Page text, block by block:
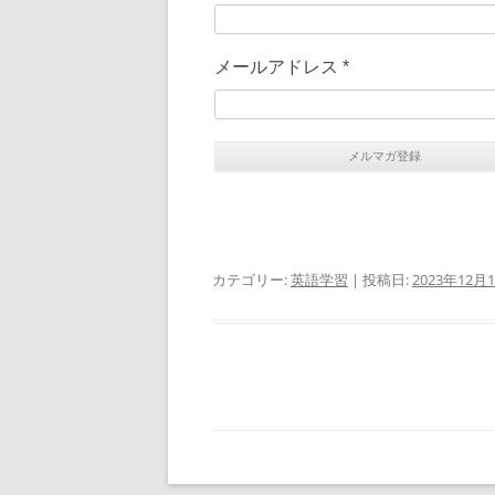
メールアドレス *
カテゴリー:英語学習 | 投稿日:2023年12月